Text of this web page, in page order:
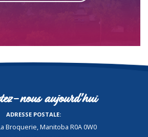
nous aujourd'hui
ADRESSE POSTALE:
Broquerie, Manitoba R0A 0W0